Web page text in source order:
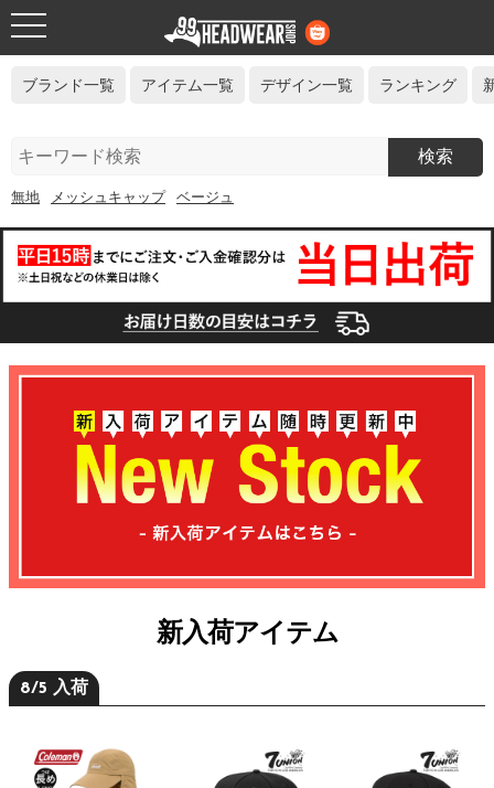
toggle
navigation
ブランド一覧 アイテム一覧 デザイン一覧 ランキング
無地 メッシュキャップ ベージュ